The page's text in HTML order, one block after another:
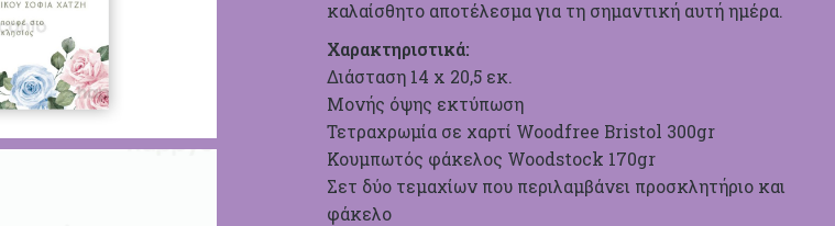
καλαίσθητο αποτέλεσμα για τη σημαντική αυτή ημέρα.
Χαρακτηριστικά:
Διάσταση 14 x 20,5 εκ.
Μονής όψης εκτύπωση
Τετραχρωμία σε χαρτί Woodfree Bristol 300gr
Κουμπωτός φάκελος Woodstock 170gr
Σετ δύο τεμαχίων που περιλαμβάνει προσκλητήριο και
φάκελο